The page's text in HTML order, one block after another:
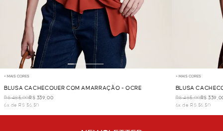
+ MAIS CORES
BLUSA CACHECOUER COM AMARRAÇÃO - OCRE
R$ 485,00R$ 339,00
6x de R$ 56,50
+ MAIS CORES
BLUSA
R$ 485,00R$
6x de R$ 56,50